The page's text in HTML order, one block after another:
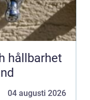
hållbarhet
04 augusti 2026